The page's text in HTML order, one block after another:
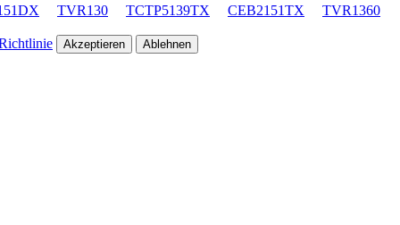
TVR130 TCTP5139TX CEB2151TX
TVR1360
Akzeptieren Ablehnen